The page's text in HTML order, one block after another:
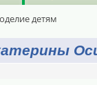
детям